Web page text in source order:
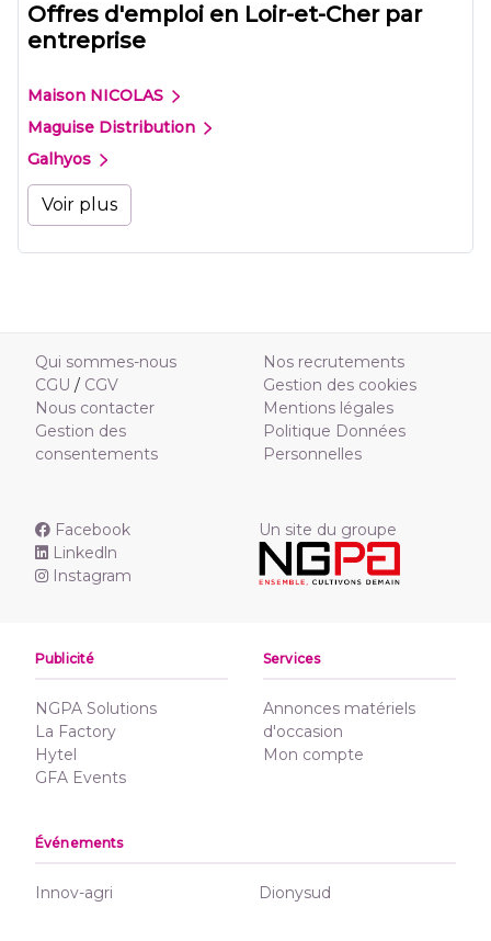
Offres d'emploi en Loir-et-Cher par
entreprise
Maison NICOLAS
Maguise Distribution
Galhyos
Voir plus
Qui sommes-nous
CGU / CGV
Nous contacter
Gestion des
consentements
Nos recrutements
Gestion des cookies
Mentions légales
Politique Données
Personnelles
Facebook
Linkedln
Instagram
Un site du groupe
Publicité
NGPA Solutions
La Factory
Hytel
GFA Events
Services
Annonces matériels
d'occasion
Mon compte
Événements
Innov-agri Dionysud